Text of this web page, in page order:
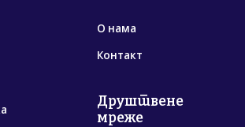
О нама
Контакт
Друштвене
мреже